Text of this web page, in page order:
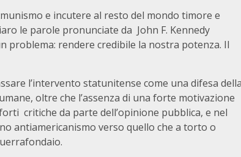
e incutere al resto del mondo timore e
le parole pronunciate da John F. Kennedy
problema: rendere credibile la nostra potenza. Il
l’intervento statunitense come una difesa
oltre che l’assenza di una forte motivazione
critiche da parte dell’opinione pubblica, e nel
antiamericanismo verso quello che a torto o